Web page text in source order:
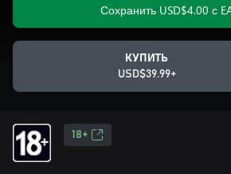
Сохранить USD$4.00 с
КУПИТЬ
USD$39.99+
18+